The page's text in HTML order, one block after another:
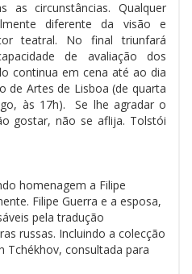
as circunstâncias. Qualquer
diferente da visão e
teatral. No final triunfará
de avaliação dos
continua em cena até ao dia
de Artes de Lisboa (de quarta
às 17h). Se lhe agradar o
gostar, não se aflija. Tolstói
homenagem a Filipe
Filipe Guerra e a esposa,
pela tradução
russas. Incluindo a colecção
Tchékhov, consultada para